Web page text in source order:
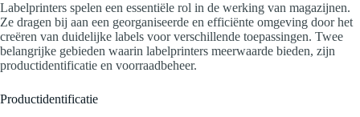
Labelprinters spelen een essentiële rol in de werking van magazijnen.
Ze dragen bij aan een georganiseerde en efficiënte omgeving door het
creëren van duidelijke labels voor verschillende toepassingen. Twee
belangrijke gebieden waarin labelprinters meerwaarde bieden, zijn
productidentificatie en voorraadbeheer.
Productidentificatie